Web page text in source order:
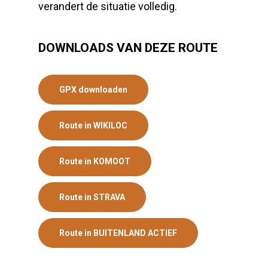
verandert de situatie volledig.
DOWNLOADS VAN DEZE ROUTE
GPX downloaden
Route in WIKILOC
Route in KOMOOT
Route in STRAVA
Route in BUITENLAND ACTIEF